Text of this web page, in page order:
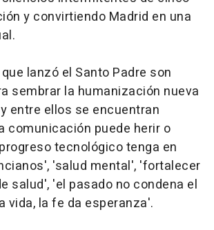
y convirtiendo Madrid en una
lanzó el Santo Padre son
sembrar la humanización nueva
entre ellos se encuentran
comunicación puede herir o
tecnológico tenga en
'salud mental', 'fortalecer
salud', 'el pasado no condena el
vida, la fe da esperanza'.